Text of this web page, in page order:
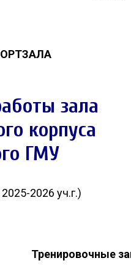
зала
корпуса
ГМУ
2026 уч.г.)
Тренировочные